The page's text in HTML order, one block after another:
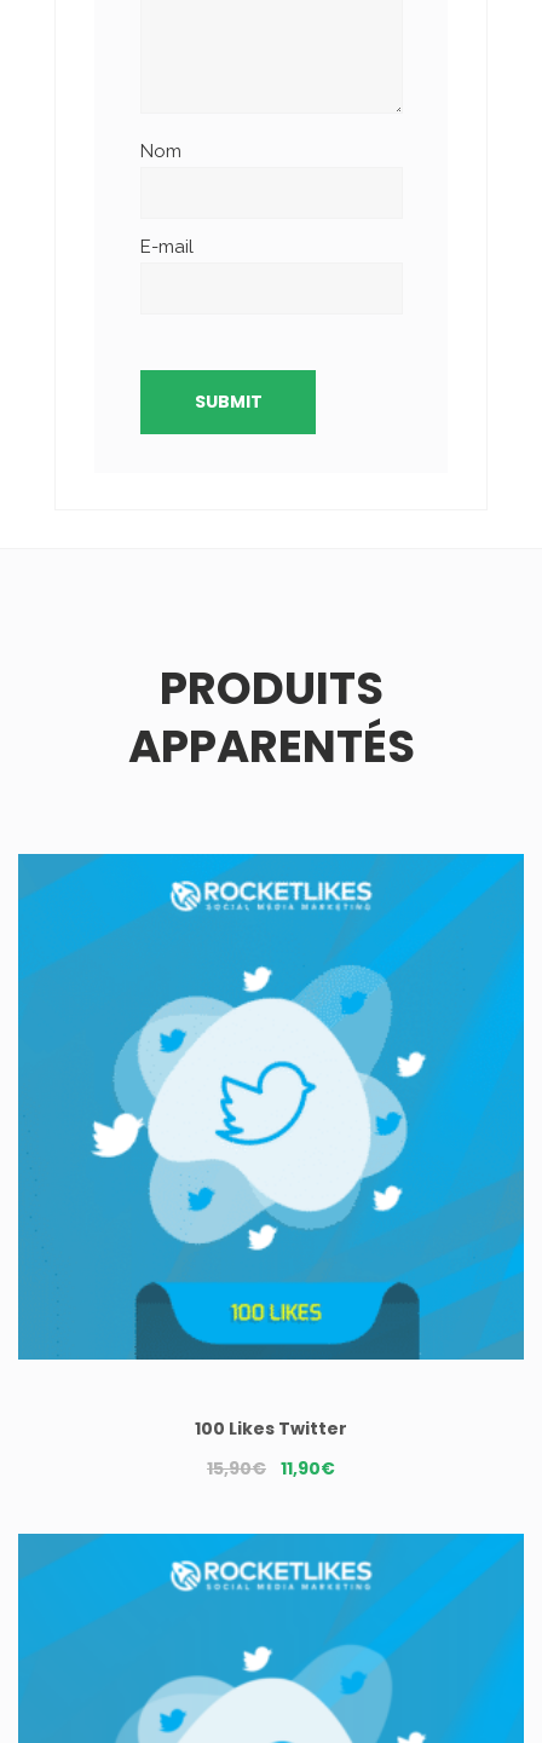
Nom
E-mail
PRODUITS
APPARENTÉS
100 Likes Twitter
15,90€ Le
initial
était :
15,90€.
11,90€Le
actuel
est :
11,90€.